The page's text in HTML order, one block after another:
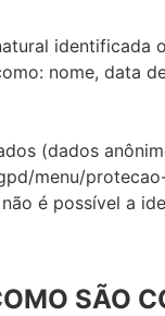
identificada
nome, data
(dados
menu/
é possível a
SÃO